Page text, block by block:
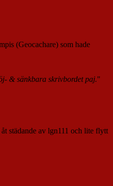
(Geocachare) som hade
& sänkbara skrivbordet paj."
städande av lgn111 och lite flytt